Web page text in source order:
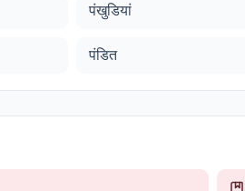
पंखुडियां
पंडित